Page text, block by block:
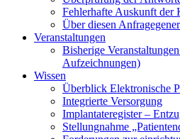
Fehlerhafte Auskunft der
Über diesen
Veranstaltungen
Bisherige
Aufzeichnungen)
Wissen
Überblick Elektronische
Integrierte Versorgung
Implantateregister –
Stellungnahme